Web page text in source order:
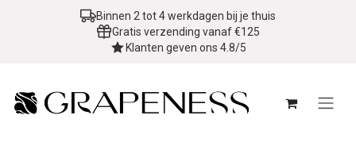
Overslaan naar inhoudBinnen 2 tot 4 werkdagen bij je thuis
Gratis verzending vanaf €125
Klanten geven ons 4.8/5